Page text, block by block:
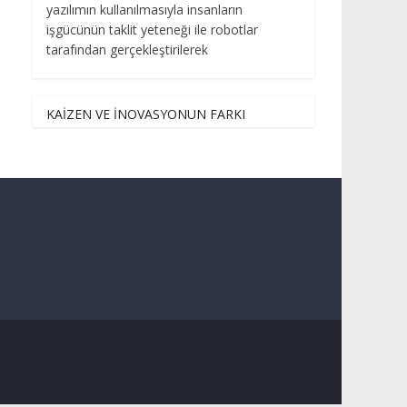
yazılımın kullanılmasıyla insanların
işgücünün taklit yeteneği ile robotlar
tarafından gerçekleştirilerek
KAİZEN VE İNOVASYONUN FARKI